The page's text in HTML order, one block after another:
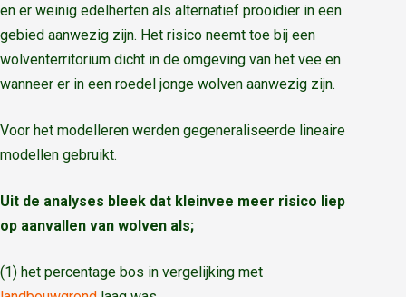
en er weinig edelherten als alternatief prooidier in een
gebied aanwezig zijn. Het risico neemt toe bij een
wolventerritorium dicht in de omgeving van het vee en
wanneer er in een roedel jonge wolven aanwezig zijn.
Voor het modelleren werden gegeneraliseerde lineaire
modellen gebruikt.
Uit de analyses bleek dat kleinvee meer risico liep
op aanvallen van wolven als;
(1) het percentage bos in vergelijking met